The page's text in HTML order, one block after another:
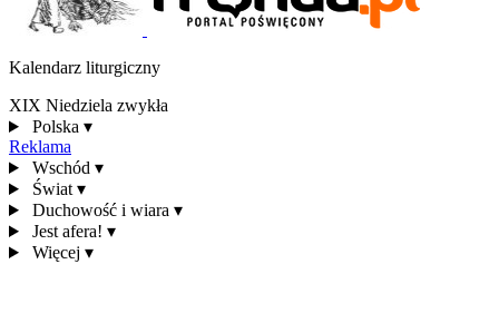
Kalendarz liturgiczny
XIX Niedziela zwykła
Polska ▾
Reklama
Wschód ▾
Świat ▾
Duchowość i wiara ▾
Jest afera! ▾
Więcej ▾